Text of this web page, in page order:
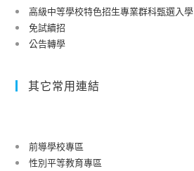
高級中等學校特色招生專業群科甄選入學
免試續招
公告轉學
其它常用連結
前導學校專區
性別平等教育專區